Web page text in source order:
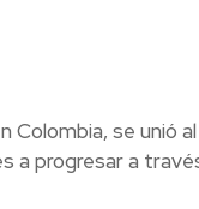
se unió
a progresar a